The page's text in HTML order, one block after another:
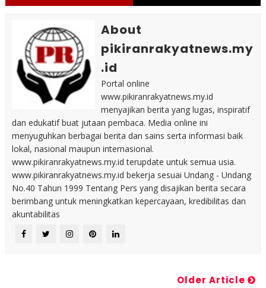
About
pikiranrakyatnews.my
.id
Portal online
www.pikiranrakyatnews.my.id
menyajikan berita yang lugas, inspiratif
dan edukatif buat jutaan pembaca. Media online ini
menyuguhkan berbagai berita dan sains serta informasi baik
lokal, nasional maupun internasional.
www.pikiranrakyatnews.my.id terupdate untuk semua usia.
www.pikiranrakyatnews.my.id bekerja sesuai Undang - Undang
No.40 Tahun 1999 Tentang Pers yang disajikan berita secara
berimbang untuk meningkatkan kepercayaan, kredibilitas dan
akuntabilitas
Older Article